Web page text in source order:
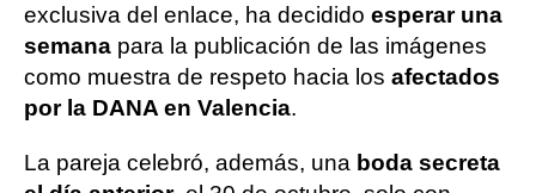
exclusiva del enlace, ha decidido esperar una
semana para la publicación de las imágenes
como muestra de respeto hacia los afectados
por la DANA en Valencia.
La pareja celebró, además, una boda secreta